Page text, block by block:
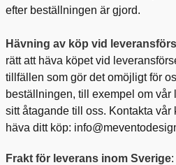
efter beställningen är gjord.
Hävning av köp vid
rätt att häva köpet vid
tillfällen som gör det omöjligt för
beställningen, till exempel om
sitt åtagande till oss. Kontakta
häva ditt köp:
Frakt för leverans inom Sverige